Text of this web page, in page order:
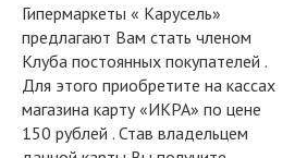
Гипермаркеты « Карусель»
предлагают Вам стать членом
Клуба постоянных покупателей .
Для этого приобретите на кассах
магазина карту «ИКРА» по цене
150 рублей . Став владельцем